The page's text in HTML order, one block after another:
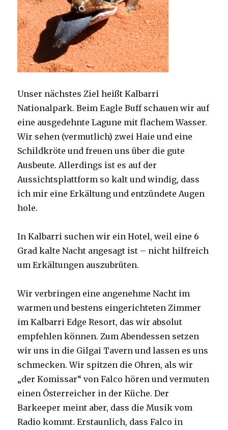
Unser nächstes Ziel heißt Kalbarri
Nationalpark. Beim Eagle Buff schauen wir auf
eine ausgedehnte Lagune mit flachem Wasser.
Wir sehen (vermutlich) zwei Haie und eine
Schildkröte und freuen uns über die gute
Ausbeute. Allerdings ist es auf der
Aussichtsplattform so kalt und windig, dass
ich mir eine Erkältung und entzündete Augen
hole.
In Kalbarri suchen wir ein Hotel, weil eine 6
Grad kalte Nacht angesagt ist – nicht hilfreich
um Erkältungen auszubrüten.
Wir verbringen eine angenehme Nacht im
warmen und bestens eingerichteten Zimmer
im Kalbarri Edge Resort, das wir absolut
empfehlen können. Zum Abendessen setzen
wir uns in die Gilgai Tavern und lassen es uns
schmecken. Wir spitzen die Ohren, als wir
„der Komissar“ von Falco hören und vermuten
einen Österreicher in der Küche. Der
Barkeeper meint aber, dass die Musik vom
Radio kommt. Erstaunlich, dass Falco in